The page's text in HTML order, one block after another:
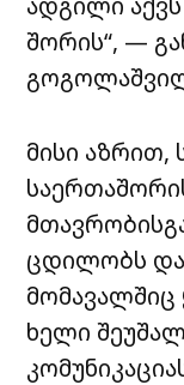
შორის“, —
მისი აზრით,
ცდილობს და
მომავალშიც
ხელი